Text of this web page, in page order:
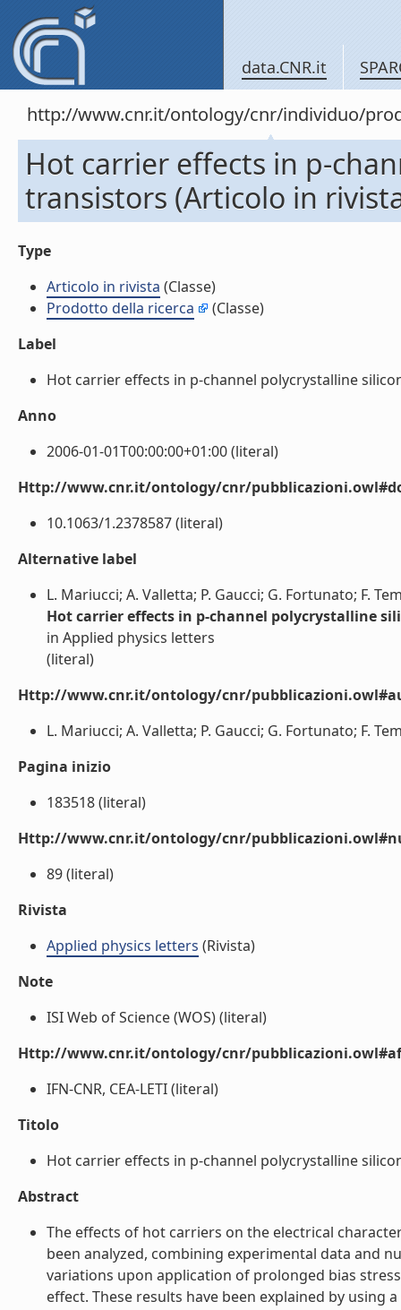
data.CNR.it
http://www.cnr.it/ontology/cnr/individuo/
Hot carrier effects in p-
transistors (Articolo in
Type
Articolo in rivista (Classe)
Prodotto della ricerca
(Classe)
Label
Hot carrier effects in p-channel polycrystalline
Anno
2006-01-01T00:00:00+01:00 (literal)
Http://www.cnr.it/ontology/cnr/
10.1063/1.2378587 (literal)
Alternative label
L. Mariucci; A. Valletta; P. Gaucci; G. Fortunato; F.
Hot carrier effects in p-channel polycrystalline
in Applied physics letters
(literal)
Http://www.cnr.it/ontology/cnr/
L. Mariucci; A. Valletta; P. Gaucci; G. Fortunato; F.
Pagina inizio
183518 (literal)
Http://www.cnr.it/ontology/cnr/
89 (literal)
Rivista
Applied physics letters (Rivista)
Note
ISI Web of Science (WOS) (literal)
Http://www.cnr.it/ontology/cnr/
IFN-CNR, CEA-LETI (literal)
Titolo
Hot carrier effects in p-channel polycrystalline
Abstract
The effects of hot carriers on the electrical
been analyzed, combining experimental data and
variations upon application of prolonged bias
effect. These results have been explained by